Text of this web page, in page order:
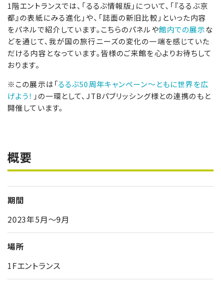
1階エントランスでは、「るるぶ情報版」について、「『るるぶ京
都』の表紙にみる進化」や、「誌面の新旧比較」といった内容
をパネルで紹介しています。こちらのパネルや館内での展示な
どを通じて、我が国の旅行ニーズの変化の一端を感じていた
だける内容となっています。皆様のご来館を心よりお待ちして
おります。
※この展示は「るるぶ50周年キャンペーン～ともに世界を広
げよう！ 」の一環として、JTBパブリッシング様との連携のもと
開催しています。
概要
期間
2023年5月～9月
場所
1Fエントランス